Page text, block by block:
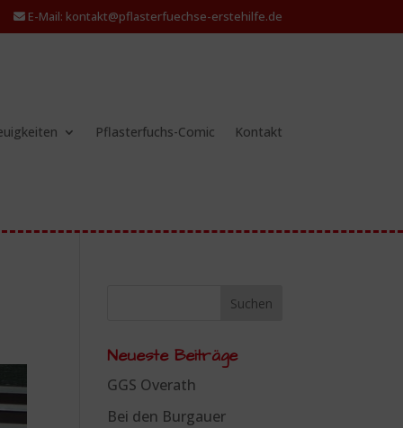
E-Mail: kontakt@pflasterfuechse-erstehilfe.de
Pflasterfuchs-Comic Kontakt
Neueste Beiträge
GGS Overath
Bei den Burgauer